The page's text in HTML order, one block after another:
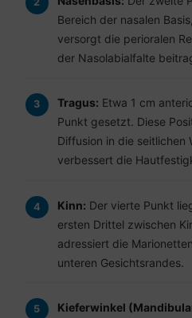
Bereich der nasalen
versorgt die perioralen
der Nasolabialfalte
Tragus: Etwa 1 cm
Punkt gesetzt. Diese
Diffusion in die seitlichen
verbessert die
Kinn: Der vierte Punkt
ersten Drittel zwischen
adressiert die
unteren Gesichtsrandes.
Kieferwinkel